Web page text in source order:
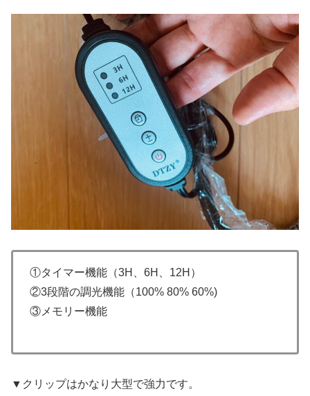
①タイマー機能（3H、6H、12H）
②3段階の調光機能（100% 80% 60%)
③メモリー機能
▼クリップはかなり大型で強力です。